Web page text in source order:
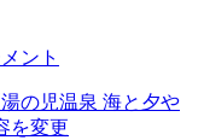
ント
の児温泉 海と夕や
を変更